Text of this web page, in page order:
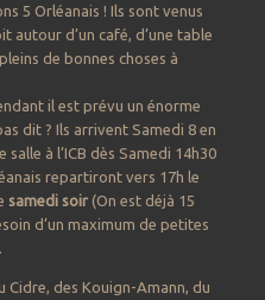
5 Orléanais ! Ils sont venus
autour d’un café, d’une table
de bonnes choses à
il est prévu un énorme
dit ? Ils arrivent Samedi 8 en
à l’ICB dès Samedi 14h30
repartiront vers 17h le
samedi soir(On est déjà 15
d’un maximum de petites
Cidre, des Kouign-Amann, du